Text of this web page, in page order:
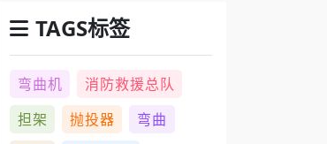
TAGS标签
弯曲机
消防救援总队
担架
抛投器
弯曲